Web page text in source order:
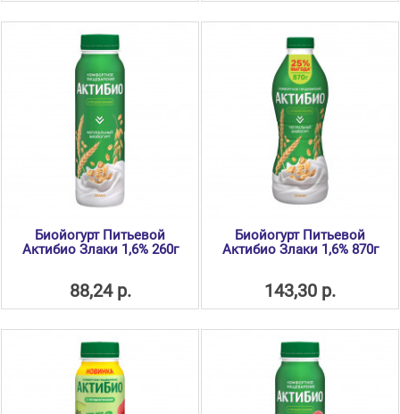
Биойогурт Питьевой
Актибио Злаки 1,6% 260г
88,24 р.
Биойогурт Питьевой
Актибио Злаки 1,6% 870г
143,30 р.